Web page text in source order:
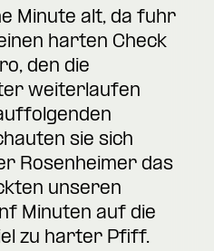
Minute alt, da fuhr
harten Check
den die
weiterlaufen
sie sich
Rosenheimer das
unseren
Minuten auf die
zu harter Pfiff.